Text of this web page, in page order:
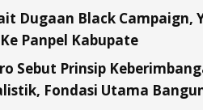
Dugaan Black Campaign,
Panpel Kabupate
Sebut Prinsip
Fondasi Utama